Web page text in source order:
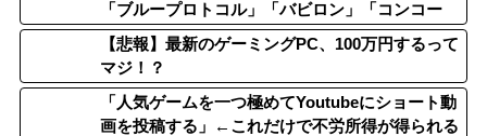
「ブループロトコル」「バビロン」「コンコー
ド」
【悲報】最新のゲーミングPC、100万円するって
マジ！？
「人気ゲームを一つ極めてYoutubeにショート動
画を投稿する」←これだけで不労所得が得られる